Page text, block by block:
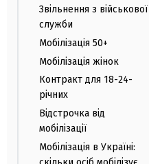
Звільнення з військової
служби
Мобілізація 50+
Мобілізація жінок
Контракт для 18-24-
річних
Відстрочка від
мобілізації
Мобілізація в Україні: